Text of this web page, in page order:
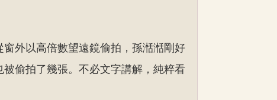
外以高倍數望遠鏡偷拍，孫湉湉剛好
偷拍了幾張。不必文字講解，純粹看